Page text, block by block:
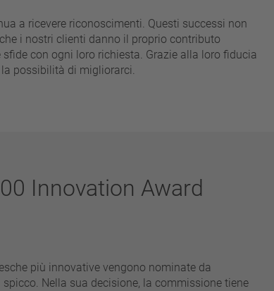
°C)
aggancio (non ripristino
Isolamento
a ricevere riconoscimenti. Questi successi non
i nostri clienti danno il proprio contributo
con ogni loro richiesta. Grazie alla loro fiducia
possibilità di migliorarci.
Innovation Award
più innovative vengono nominate da
Nella sua decisione, la commissione tiene